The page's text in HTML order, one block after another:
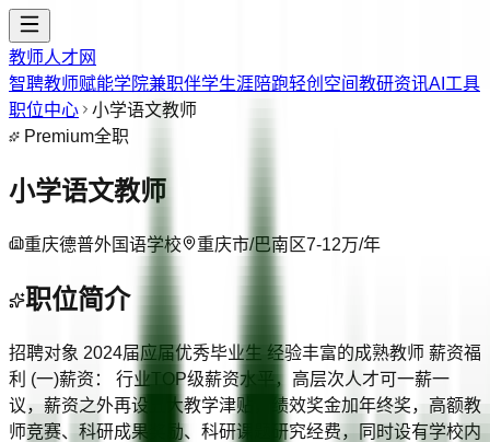
教师人才网
智聘教师赋能学院兼职伴学生涯陪跑轻创空间教研资讯AI工具
职位中心
小学语文教师
Premium全职
小学语文教师
重庆德普外国语学校 重庆市/巴南区7-12万/年
职位简介
招聘对象 2024届应届优秀毕业生 经验丰富的成熟教师 薪资福
利 (一)薪资： 行业TOP级薪资水平，高层次人才可一薪一
议，薪资之外再设五大教学津贴，绩效奖金加年终奖，高额教
师竞赛、科研成果奖励、科研课题研究经费，同时设有学校内